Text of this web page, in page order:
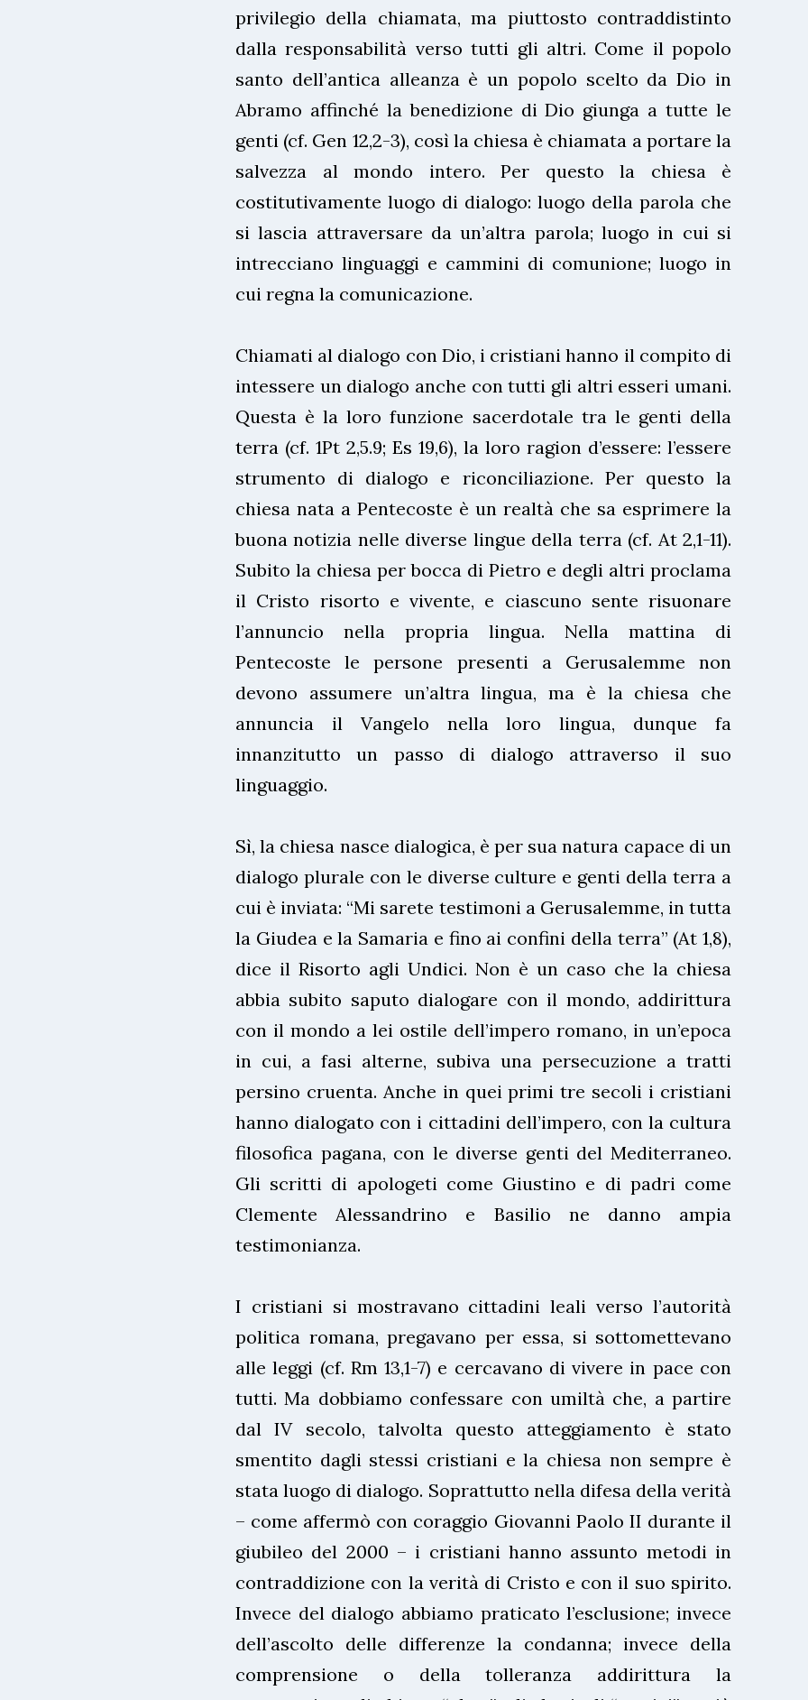
privilegio della chiamata, ma piuttosto contraddistinto
dalla responsabilità verso tutti gli altri. Come il popolo
santo dell’antica alleanza è un popolo scelto da Dio in
Abramo affinché la benedizione di Dio giunga a tutte le
genti (cf. Gen 12,2-3), così la chiesa è chiamata a portare la
salvezza al mondo intero. Per questo la chiesa è
costitutivamente luogo di dialogo: luogo della parola che
si lascia attraversare da un’altra parola; luogo in cui si
intrecciano linguaggi e cammini di comunione; luogo in
cui regna la comunicazione.
Chiamati al dialogo con Dio, i cristiani hanno il compito di
intessere un dialogo anche con tutti gli altri esseri umani.
Questa è la loro funzione sacerdotale tra le genti della
terra (cf. 1Pt 2,5.9; Es 19,6), la loro ragion d’essere: l’essere
strumento di dialogo e riconciliazione. Per questo la
chiesa nata a Pentecoste è un realtà che sa esprimere la
buona notizia nelle diverse lingue della terra (cf. At 2,1-11).
Subito la chiesa per bocca di Pietro e degli altri proclama
il Cristo risorto e vivente, e ciascuno sente risuonare
l’annuncio nella propria lingua. Nella mattina di
Pentecoste le persone presenti a Gerusalemme non
devono assumere un’altra lingua, ma è la chiesa che
annuncia il Vangelo nella loro lingua, dunque fa
innanzitutto un passo di dialogo attraverso il suo
linguaggio.
Sì, la chiesa nasce dialogica, è per sua natura capace di un
dialogo plurale con le diverse culture e genti della terra a
cui è inviata: “Mi sarete testimoni a Gerusalemme, in tutta
la Giudea e la Samaria e fino ai confini della terra” (At 1,8),
dice il Risorto agli Undici. Non è un caso che la chiesa
abbia subito saputo dialogare con il mondo, addirittura
con il mondo a lei ostile dell’impero romano, in un’epoca
in cui, a fasi alterne, subiva una persecuzione a tratti
persino cruenta. Anche in quei primi tre secoli i cristiani
hanno dialogato con i cittadini dell’impero, con la cultura
filosofica pagana, con le diverse genti del Mediterraneo.
Gli scritti di apologeti come Giustino e di padri come
Clemente Alessandrino e Basilio ne danno ampia
testimonianza.
I cristiani si mostravano cittadini leali verso l’autorità
politica romana, pregavano per essa, si sottomettevano
alle leggi (cf. Rm 13,1-7) e cercavano di vivere in pace con
tutti. Ma dobbiamo confessare con umiltà che, a partire
dal IV secolo, talvolta questo atteggiamento è stato
smentito dagli stessi cristiani e la chiesa non sempre è
stata luogo di dialogo. Soprattutto nella difesa della verità
– come affermò con coraggio Giovanni Paolo II durante il
giubileo del 2000 – i cristiani hanno assunto metodi in
contraddizione con la verità di Cristo e con il suo spirito.
Invece del dialogo abbiamo praticato l’esclusione; invece
dell’ascolto delle differenze la condanna; invece della
comprensione o della tolleranza addirittura la